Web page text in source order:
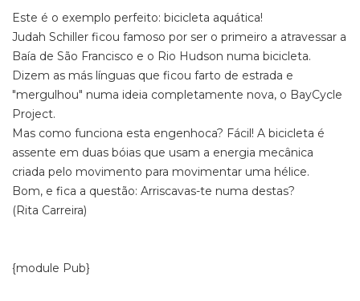
Este é o exemplo perfeito: bicicleta aquática!
Judah Schiller ficou famoso por ser o primeiro a atravessar a
Baía de São Francisco e o Rio Hudson numa bicicleta.
Dizem as más línguas que ficou farto de estrada e
"mergulhou" numa ideia completamente nova, o BayCycle
Project.
Mas como funciona esta engenhoca? Fácil! A bicicleta é
assente em duas bóias que usam a energia mecânica
criada pelo movimento para movimentar uma hélice.
Bom, e fica a questão: Arriscavas-te numa destas?
(Rita Carreira)
{module Pub}